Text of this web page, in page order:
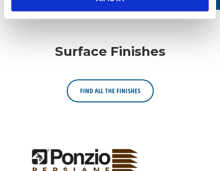
Surface Finishes
FIND ALL THE FINISHES